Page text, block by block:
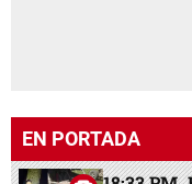
EN PORTADA